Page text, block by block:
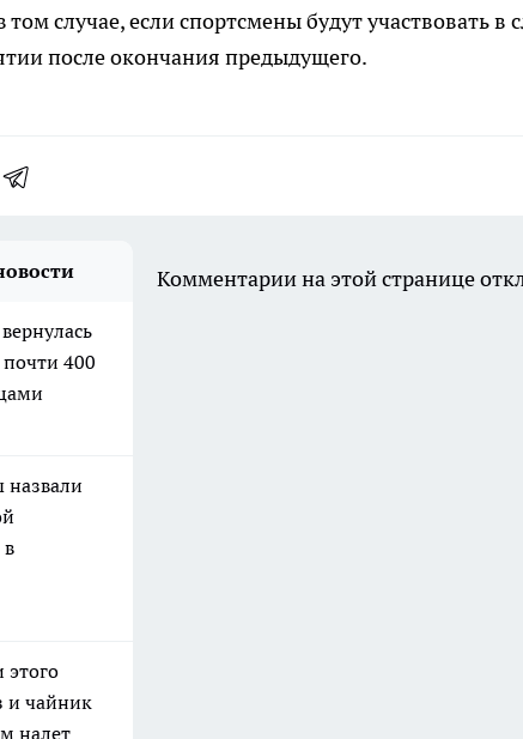
том случае, если спортсмены будут участвовать
после окончания предыдущего.
почти 400
назвали
этого
и чайник
налет
Комментарии на этой странице